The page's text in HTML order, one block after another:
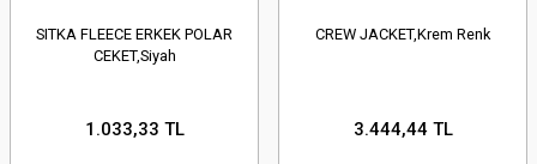
SITKA FLEECE ERKEK POLAR
CEKET,Siyah
1.033,33 TL
CREW JACKET,Krem Renk
3.444,44 TL